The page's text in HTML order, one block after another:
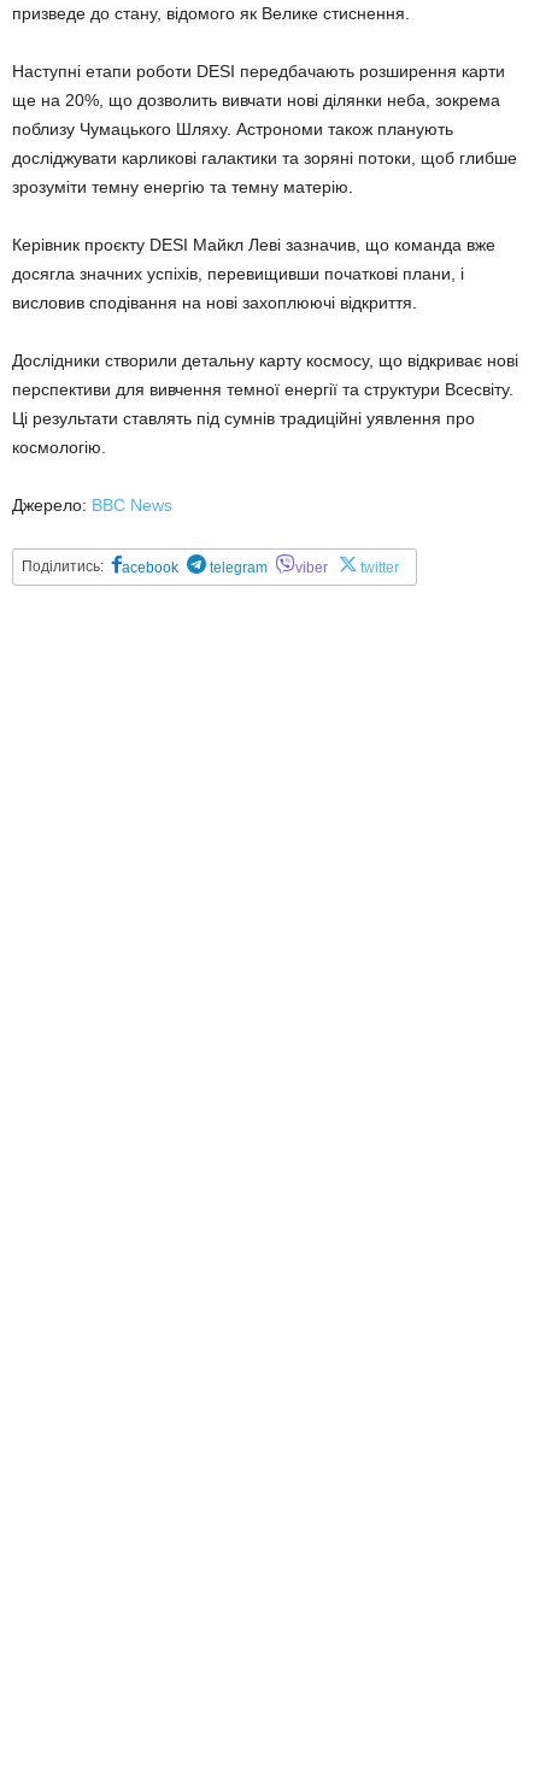
призведе до стану, відомого як Велике стиснення.
Наступні етапи роботи DESI передбачають розширення карти
ще на 20%, що дозволить вивчати нові ділянки неба, зокрема
поблизу Чумацького Шляху. Астрономи також планують
досліджувати карликові галактики та зоряні потоки, щоб глибше
зрозуміти темну енергію та темну матерію.
Керівник проєкту DESI Майкл Леві зазначив, що команда вже
досягла значних успіхів, перевищивши початкові плани, і
висловив сподівання на нові захоплюючі відкриття.
Дослідники створили детальну карту космосу, що відкриває нові
перспективи для вивчення темної енергії та структури Всесвіту.
Ці результати ставлять під сумнів традиційні уявлення про
космологію.
Джерело: BBC News
Поділитись: acebook telegram viber twitter